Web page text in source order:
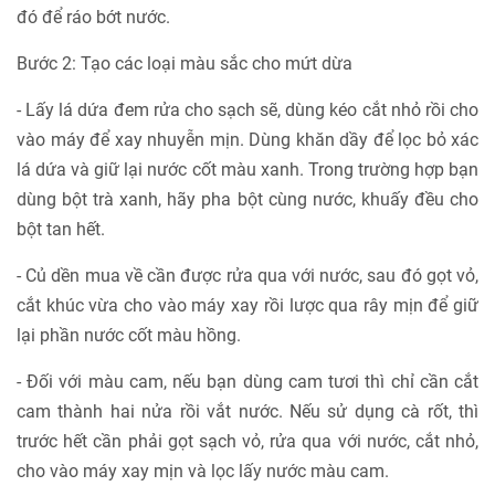
đó để ráo bớt nước.
Bước 2: Tạo các loại màu sắc cho mứt dừa
- Lấy lá dứa đem rửa cho sạch sẽ, dùng kéo cắt nhỏ rồi cho
vào máy để xay nhuyễn mịn. Dùng khăn dầy để lọc bỏ xác
lá dứa và giữ lại nước cốt màu xanh. Trong trường hợp bạn
dùng bột trà xanh, hãy pha bột cùng nước, khuấy đều cho
bột tan hết.
- Củ dền mua về cần được rửa qua với nước, sau đó gọt vỏ,
cắt khúc vừa cho vào máy xay rồi lược qua rây mịn để giữ
lại phần nước cốt màu hồng.
- Đối với màu cam, nếu bạn dùng cam tươi thì chỉ cần cắt
cam thành hai nửa rồi vắt nước. Nếu sử dụng cà rốt, thì
trước hết cần phải gọt sạch vỏ, rửa qua với nước, cắt nhỏ,
cho vào máy xay mịn và lọc lấy nước màu cam.